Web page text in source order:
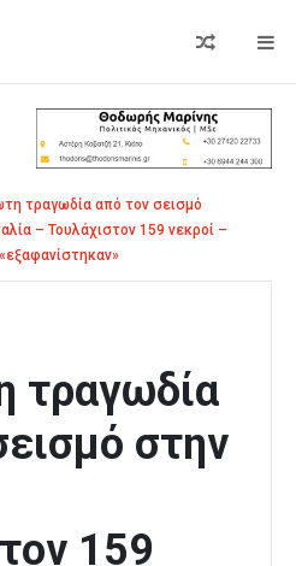
τραγωδία από τον σεισμό
– Τουλάχιστον 159 νεκροί –
τραγωδία
στην
159